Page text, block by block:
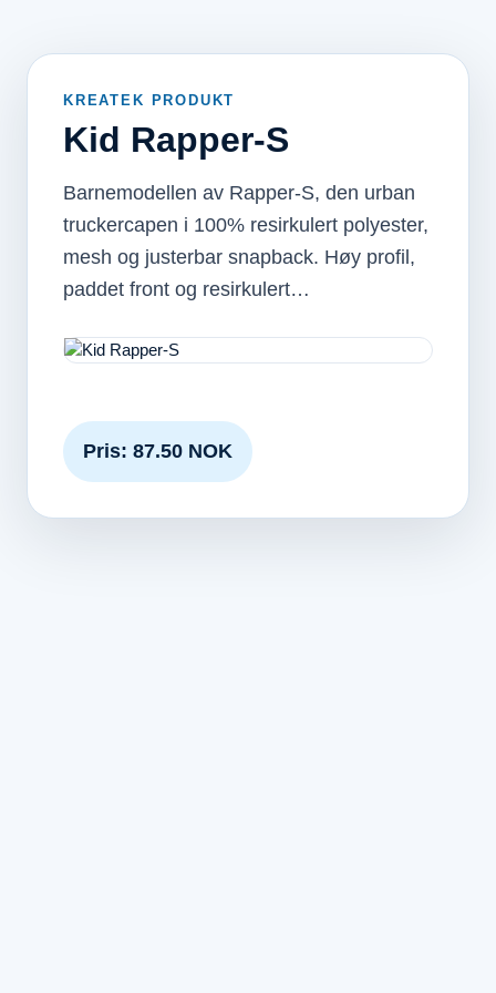
KREATEK PRODUKT
Kid Rapper-S
Barnemodellen av Rapper-S, den urban
truckercapen i 100% resirkulert polyester,
mesh og justerbar snapback. Høy profil,
paddet front og resirkulert…
Pris: 87.50 NOK